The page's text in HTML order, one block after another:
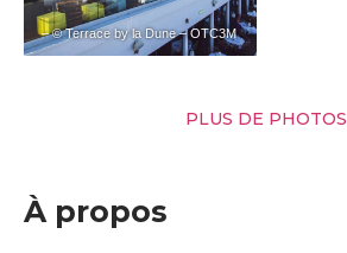
– © Terrace by la Dune – OTC3M
PLUS DE PHOTOS
À propos